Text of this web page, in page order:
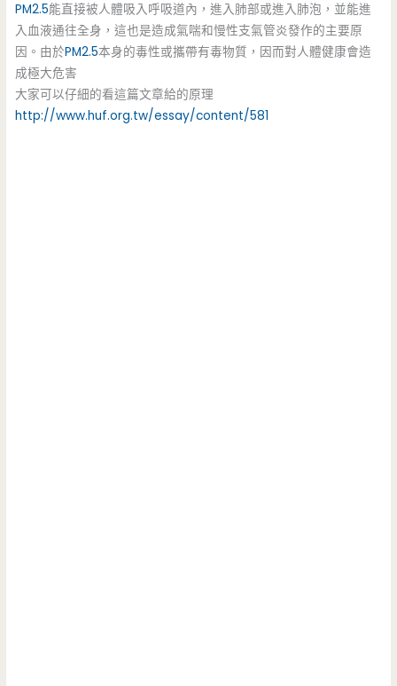
PM2.5能直接被人體吸入呼吸道內，進入肺部或進入肺泡，並能進
入血液通往全身，這也是造成氣喘和慢性支氣管炎發作的主要原
因。由於PM2.5本身的毒性或攜帶有毒物質，因而對人體健康會造
成極大危害
大家可以仔細的看這篇文章給的原理
http://www.huf.org.tw/essay/content/581